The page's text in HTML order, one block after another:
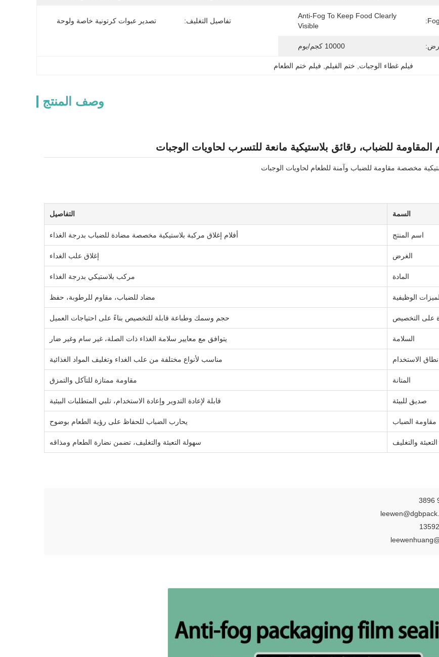
Anti-Fog To Keep Food Clearly
Visible
تفاصيل التغليف: تصدير عبوات كرتونية خاصة ولوحة
10000 كجم/يوم
فيلم غطاء الوجبات ختم الفيلم فيلم ختم الطعام
وصف المنتج
المقاومة للضباب، رقائق بلاستيكية مانعة للتسرب لحاويات الوجبات
مخصصة مقاومة للضباب وآمنة للطعام لحاويات الوجبات
السمة التفاصيل
اسم المنتج أفلام إغلاق مركبة بلاستيكية مخصصة مضادة للضباب بدرجة الغذاء
الغرض إغلاق علب الغداء
المادة مركب بلاستيكي بدرجة الغذاء
الوظيفية مضاد للضباب، مقاوم للرطوبة، حفظ
على التخصيص حجم وسمك وطباعة قابلة للتخصيص بناءً على احتياجات العميل
السلامة يتوافق مع معايير سلامة الغذاء ذات الصلة، غير سام وغير ضار
نطاق الاستخدام مناسب لأنواع مختلفة من علب الغداء وتغليف المواد الغذائية
المتانة مقاومة ممتازة للتآكل والتمزق
صديق للبيئة قابلة لإعادة التدوير وإعادة الاستخدام، تلبي المتطلبات البيئية
مقاومة الضباب يحارب الضباب للحفاظ على رؤية الطعام بوضوح
التعبئة والتغليف سهولة التعبئة والتغليف، تضمن نضارة الطعام ومذاقه